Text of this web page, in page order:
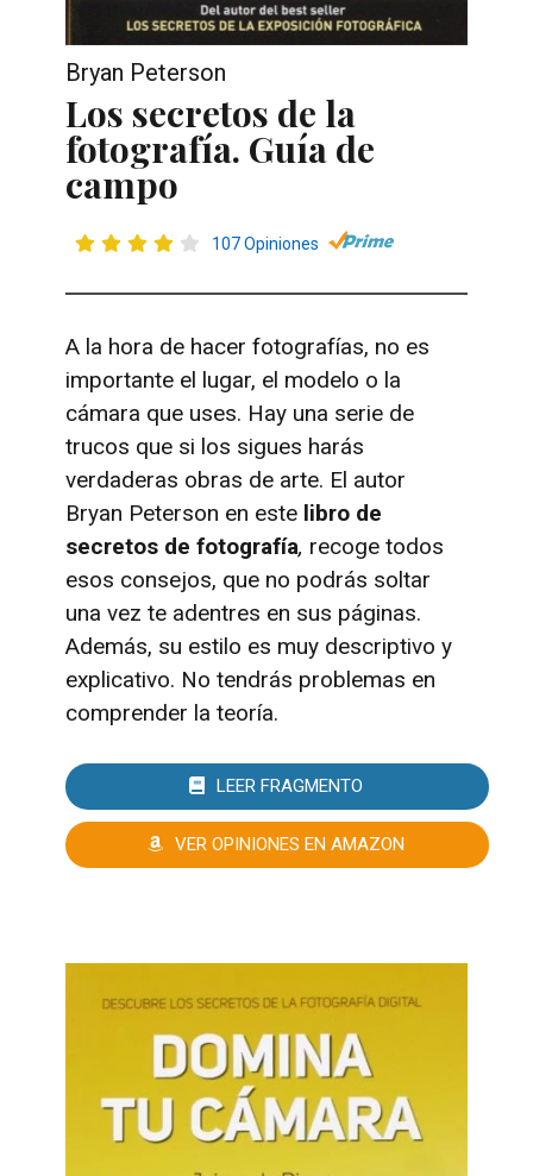
Bryan Peterson
Los secretos de la
fotografía. Guía de
campo
107 Opiniones
A la hora de hacer fotografías, no es
importante el lugar, el modelo o la
cámara que uses. Hay una serie de
trucos que si los sigues harás
verdaderas obras de arte. El autor
Bryan Peterson en este libro de
secretos de fotografía, recoge todos
esos consejos, que no podrás soltar
una vez te adentres en sus páginas.
Además, su estilo es muy descriptivo y
explicativo. No tendrás problemas en
comprender la teoría.
LEER FRAGMENTO
VER OPINIONES EN AMAZON